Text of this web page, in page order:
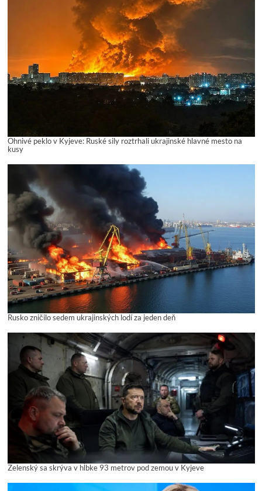
Ohnivé peklo v Kyjeve: Ruské sily roztrhali ukrajinské hlavné mesto na
kusy
Rusko zničilo sedem ukrajinských lodí za jeden deň
Zelenský sa skrýva v hĺbke 93 metrov pod zemou v Kyjeve